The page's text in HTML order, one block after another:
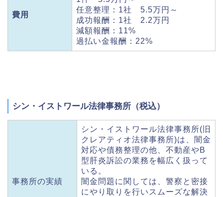
費用
任意整理：1社 5.5万円～
成功報酬：1社 2.2万円
減額報酬：11%
過払い金報酬：22%
シン・イストワール法律事務所（税込）
事務所の実績
シン・イストワール法律事務所(旧
クレアティオ法律事務所)は、闇金
対応や債務整理の他、不動産やB
型肝炎訴訟の業務を幅広く扱って
いる。
闇金問題に関しては、警察と密接
にやり取りを行いスムーズな解決